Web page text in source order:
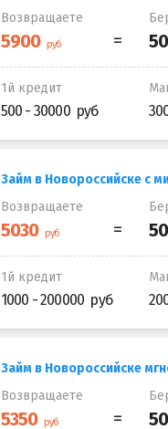
Возвращаете
1й кредит
500 - 30000
Займ в Новороссийске с
Возвращаете
1й кредит
1000 - 200000
Займ в Новороссийске
Возвращаете